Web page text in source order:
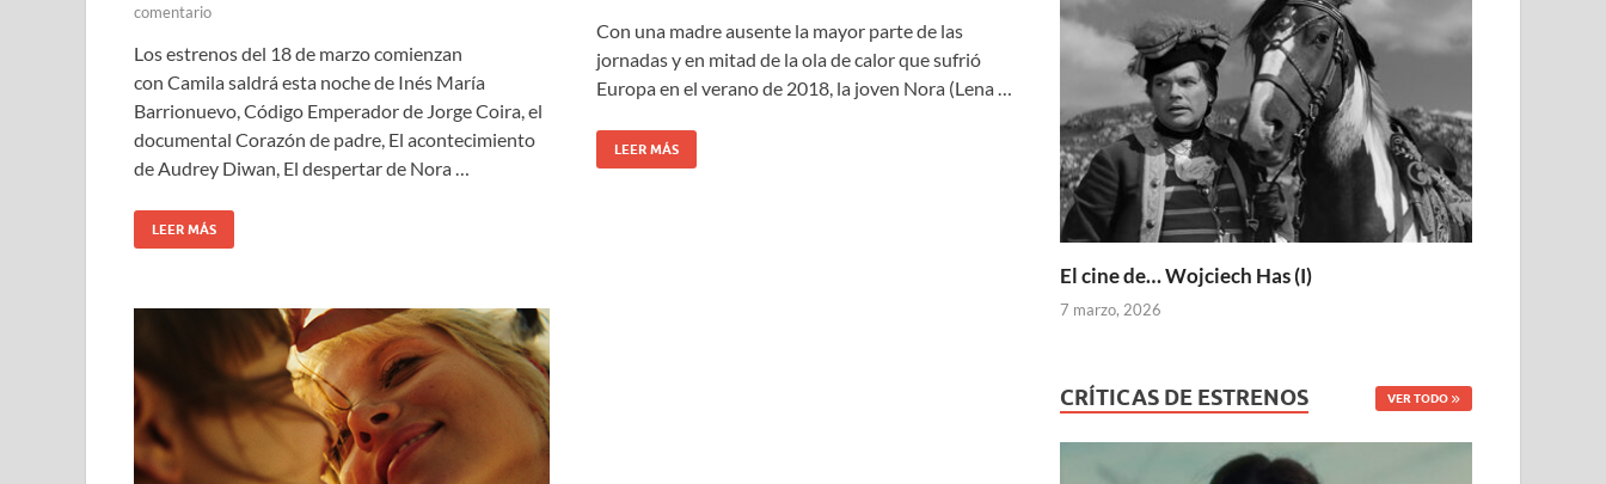
comentario
Los estrenos del 18 de marzo comienzan
con Camila saldrá esta noche de Inés María
Barrionuevo, Código Emperador de Jorge Coira, el
documental Corazón de padre, El acontecimiento
de Audrey Diwan, El despertar de Nora …
LEER MÁS
Con una madre ausente la mayor parte de las
jornadas y en mitad de la ola de calor que sufrió
Europa en el verano de 2018, la joven Nora (Lena …
LEER MÁS
El cine de… Wojciech Has (I)
7 marzo, 2026
CRÍTICAS DE ESTRENOS VER TODO